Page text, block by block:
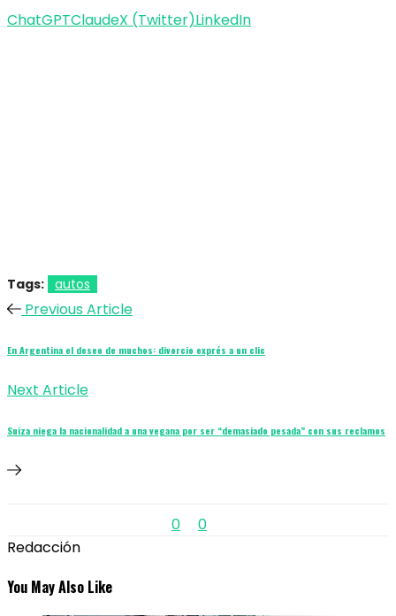
ChatGPTClaudeX (Twitter)LinkedIn
Tags: autos
Previous Article
En Argentina el deseo de muchos: divorcio exprés a un clic
Next Article
Suiza niega la nacionalidad a una vegana por ser “demasiado pesada” con sus reclamos
0
0
Redacción
You May Also Like